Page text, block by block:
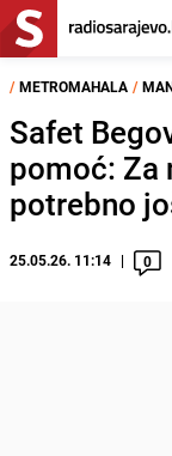
/ METROMAHALA /
Safet
pomoć: Za
potrebno
25.05.26. 11:14 0